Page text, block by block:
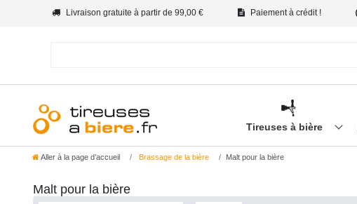
Livraison gratuite à partir de 99,00 € Paiement à crédit !
Tireuses à bière
Aller à la page d’accueil Brassage de la bière Malt pour la bière
Malt pour la bière